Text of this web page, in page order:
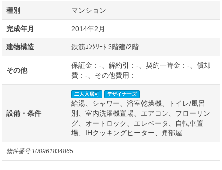
物件番号100961834865
種別 マンション
完成年月 2014年2月
建物構造 鉄筋ｺﾝｸﾘｰﾄ 3階建/2階
その他
保証金：-、解約引：-、契約一時金：-、償却
費：-、その他費用：
設備・条件
二人入居可 デザイナーズ
給湯、シャワー、浴室乾燥機、トイレ/風呂
別、室内洗濯機置場、エアコン、フローリン
グ、オートロック、エレベータ、自転車置
場、IHクッキングヒーター、角部屋